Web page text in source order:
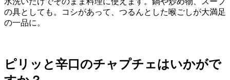
の具としても。コシがあって、つるんとした喉ごしが大満足
の一品に。
ピリッと辛口のチャプチェはいかがで